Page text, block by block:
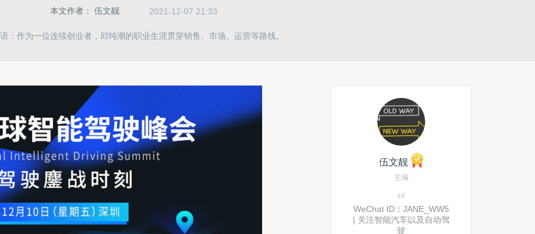
本文作者： 伍文靓 2021-12-07 21:33
：作为一位连续创业者，邱纯潮的职业生涯贯穿销售、市场、运营等路线。
伍文靓
主编
WeChat ID：JANE_WW5
| 关注智能汽车以及自动驾
驶